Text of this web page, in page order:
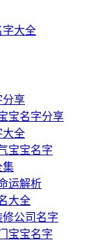
字大全
分享
宝名字分享
大全
宝宝名字
集
运解析
大全
公司名字
宝宝名字